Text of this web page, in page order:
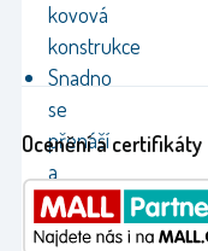
kovová
konstrukce
Snadno
se
přenáší
a
dá
se
Ocenění a certifikáty